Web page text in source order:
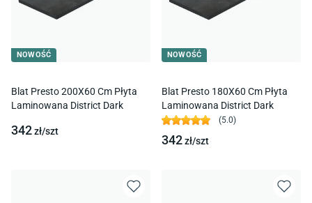
NOWOŚĆ
Blat Presto 200X60 Cm Płyta
Laminowana District Dark
342zł/szt
NOWOŚĆ
Blat Presto 180X60 Cm Płyta
Laminowana District Dark
(5.0)
342zł/szt